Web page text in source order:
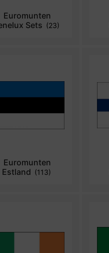
Euromunten
Sets (23)
Euromunten
Estland (113)